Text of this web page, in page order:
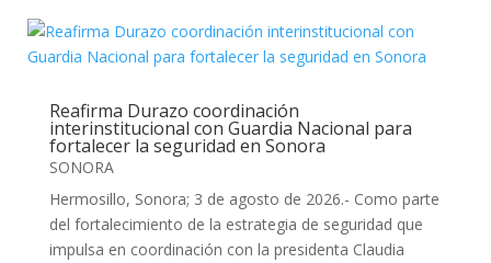
Reafirma Durazo coordinación
interinstitucional con Guardia Nacional para
fortalecer la seguridad en Sonora
SONORA
Hermosillo, Sonora; 3 de agosto de 2026.- Como parte
del fortalecimiento de la estrategia de seguridad que
impulsa en coordinación con la presidenta Claudia